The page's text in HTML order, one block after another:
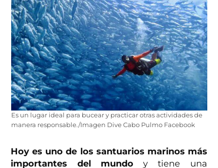
Es un lugar ideal para bucear y practicar otras actividades de
manera responsable./Imagen Dive Cabo Pulmo Facebook
Hoy es uno de los santuarios marinos más
importantes del mundoy tiene una